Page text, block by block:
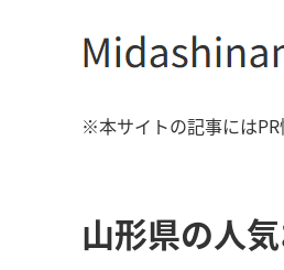
※本サイトの記事にはPR
山形県の人